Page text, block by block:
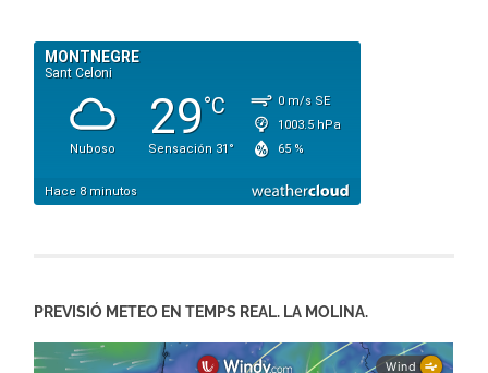
PREVISIÓ METEO EN TEMPS REAL. LA MOLINA.